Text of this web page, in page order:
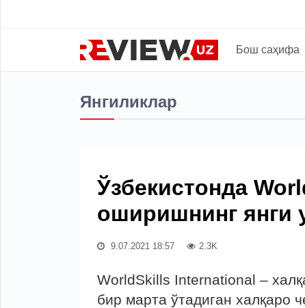
Бош саҳифа
Янгиликлар
Ўзбекистонда
оширишнинг янги
9.07.2021 18:57 2.3K
WorldSkills International –
бир марта ўтадиган халқаро